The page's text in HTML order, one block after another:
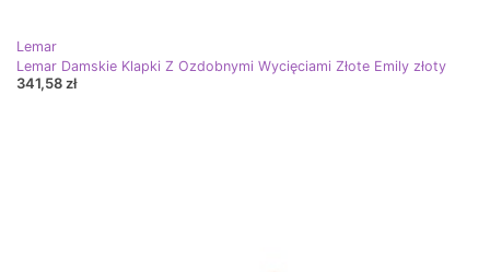
Lemar
Lemar Damskie Klapki Z Ozdobnymi Wycięciami Złote Emily złoty
341,58 zł